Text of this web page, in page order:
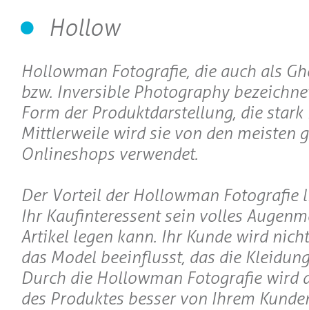
Hollow
Hollowman Fotografie, die auch als
bzw. Inversible Photography
Form der Produktdarstellung, die stark
Mittlerweile wird sie von den meisten
Onlineshops verwendet.
Der Vorteil der Hollowman Fotografie
Ihr Kaufinteressent sein volles
Artikel legen kann. Ihr Kunde wird
das Model beeinflusst, das die
Durch die Hollowman Fotografie wird
des Produktes besser von Ihrem